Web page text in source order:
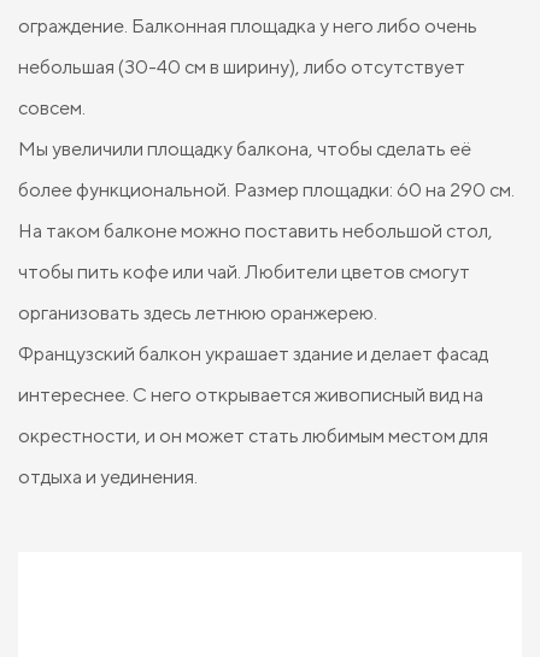
ограждение. Балконная площадка у него либо очень
небольшая (30-40 см в ширину), либо отсутствует
совсем.
Мы увеличили площадку балкона, чтобы сделать её
более функциональной. Размер площадки: 60 на 290 см.
На таком балконе можно поставить небольшой стол,
чтобы пить кофе или чай. Любители цветов смогут
организовать здесь летнюю оранжерею.
Французский балкон украшает здание и делает фасад
интереснее. С него открывается живописный вид на
окрестности, и он может стать любимым местом для
отдыха и уединения.